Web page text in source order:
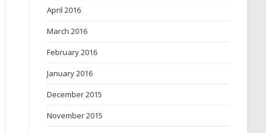
April 2016
March 2016
February 2016
January 2016
December 2015
November 2015